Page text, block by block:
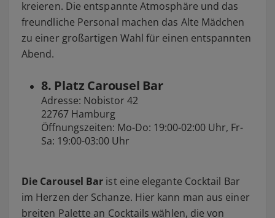
kreieren. Die entspannte Atmosphäre und das
freundliche Personal machen das Alte Mädchen
zu einer großartigen Wahl für einen entspannten
Abend.
8. Platz Carousel Bar
Adresse: Nobistor 42
22767 Hamburg
Öffnungszeiten: Mo-Do: 19:00-02:00 Uhr, Fr-
Sa: 19:00-03:00 Uhr
Die Carousel Bar ist eine elegante Cocktail Bar
im Herzen der Schanze. Hier kann man aus einer
breiten Palette an Cocktails wählen, die von